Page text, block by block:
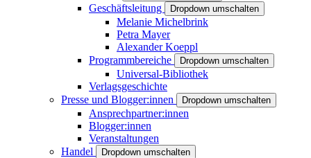
Geschäftsleitung Dropdown umschalten
Melanie Michelbrink
Petra Mayer
Alexander Koeppl
Programmbereiche
Dropdown umschalten
Universal-Bibliothek
Verlagsgeschichte
Presse und Blogger:innen
Dropdown umschalten
Ansprechpartner:innen
Blogger:innen
Veranstaltungen
Handel
Dropdown umschalten